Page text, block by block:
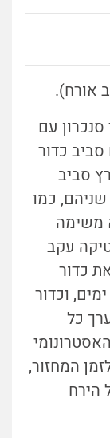
אורח).
סנכרון עם
סביב כדור
סביב
כמו
משימה
עקב
כדור
הארץ בממוצע בערך כל 29.53058 ימים, וכדור
כל
האסטרונומי
המחזור,
הירח